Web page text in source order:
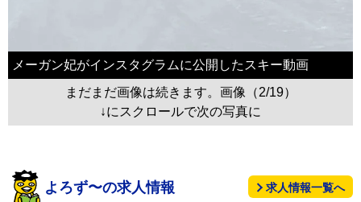
メーガン妃がインスタグラムに公開したスキー動画
まだまだ画像は続きます。画像（2/19）
↓にスクロールで次の写真に
よろず〜の求人情報 求人情報一覧へ